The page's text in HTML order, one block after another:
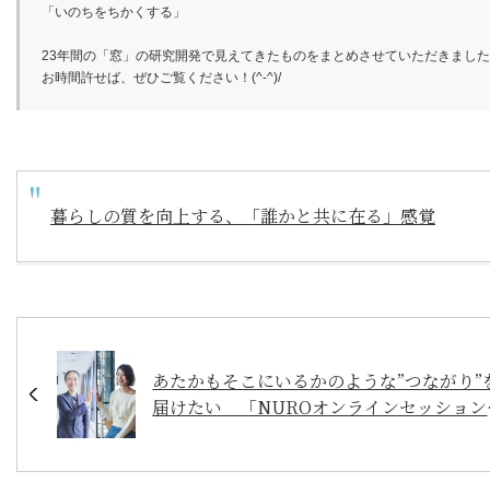
「いのちをちかくする」
23年間の「窓」の研究開発で見えてきたものをまとめさせていただきまし
お時間許せば、ぜひご覧ください！(^-^)/
暮らしの質を向上する、「誰かと共に在る」感覚
あたかもそこにいるかのような”つながり”
届けたい 「NUROオンラインセッショ